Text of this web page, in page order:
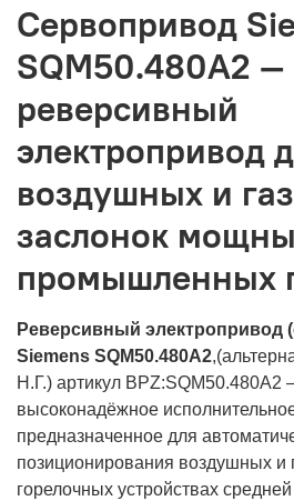
Сервопривод
SQM50.480A2 —
реверсивный
электропривод
воздушных и
заслонок
промышленных
Реверсивный электропривод
Siemens SQM50.480A2
Н.Г.) артикул
высоконадёжное
предназначенное для
позиционирования воздушных и
горелочных устройствах